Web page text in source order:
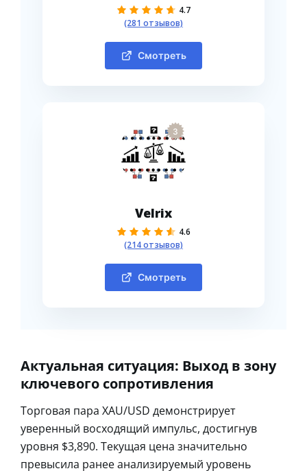
4.7
(281 отзывов)
Смотреть
3
Velrix
4.6
(214 отзывов)
Смотреть
Актуальная ситуация: Выход в зону
ключевого сопротивления
Торговая пара XAU/USD демонстрирует
уверенный восходящий импульс, достигнув
уровня $3,890. Текущая цена значительно
превысила ранее анализируемый уровень